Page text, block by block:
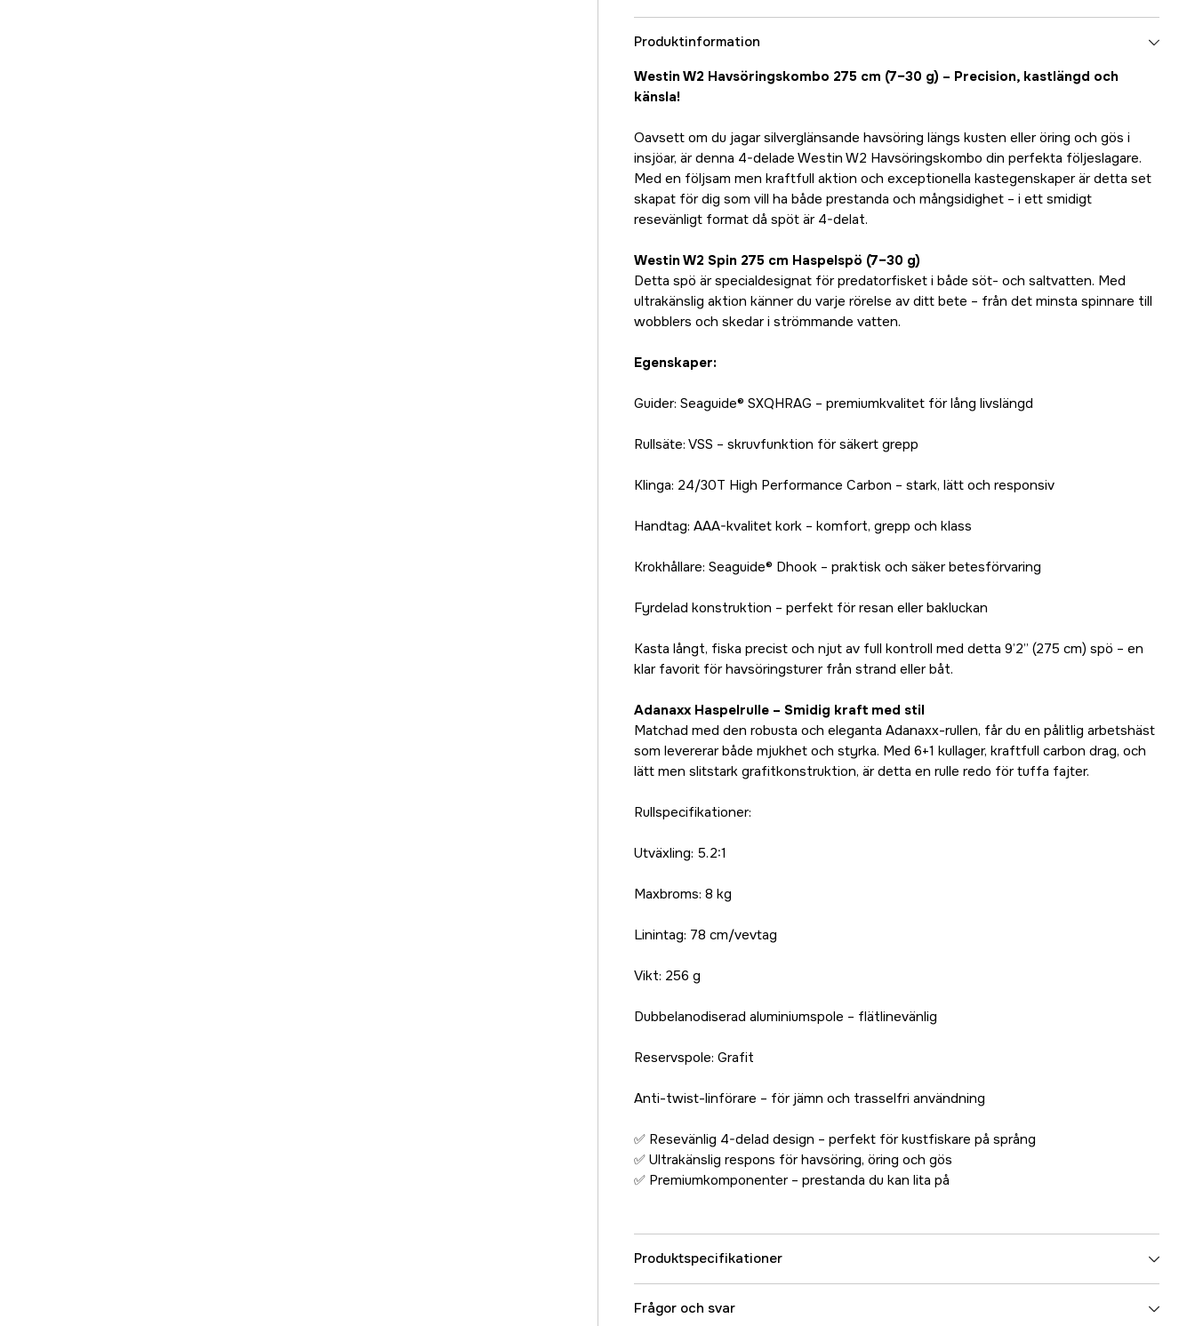
0,28 mm
0,35 mm
Produktinformation
Westin W2 Havsöringskombo 275 cm (7–30 g) – Precision, kastlängd och
känsla!
Oavsett om du jagar silverglänsande havsöring längs kusten eller öring och gös i
insjöar, är denna 4-delade Westin W2 Havsöringskombo din perfekta följeslagare.
Med en följsam men kraftfull aktion och exceptionella kastegenskaper är detta set
skapat för dig som vill ha både prestanda och mångsidighet – i ett smidigt
resevänligt format då spöt är 4-delat.
Westin W2 Spin 275 cm Haspelspö (7–30 g)
Detta spö är specialdesignat för predatorfisket i både söt- och saltvatten. Med
ultrakänslig aktion känner du varje rörelse av ditt bete – från det minsta spinnare till
wobblers och skedar i strömmande vatten.
Egenskaper:
Guider: Seaguide® SXQHRAG – premiumkvalitet för lång livslängd
Rullsäte: VSS – skruvfunktion för säkert grepp
Klinga: 24/30T High Performance Carbon – stark, lätt och responsiv
Handtag: AAA-kvalitet kork – komfort, grepp och klass
Krokhållare: Seaguide® Dhook – praktisk och säker betesförvaring
Fyrdelad konstruktion – perfekt för resan eller bakluckan
Kasta långt, fiska precist och njut av full kontroll med detta 9’2” (275 cm) spö – en
klar favorit för havsöringsturer från strand eller båt.
Adanaxx Haspelrulle – Smidig kraft med stil
Matchad med den robusta och eleganta Adanaxx-rullen, får du en pålitlig arbetshäst
som levererar både mjukhet och styrka. Med 6+1 kullager, kraftfull carbon drag, och
lätt men slitstark grafitkonstruktion, är detta en rulle redo för tuffa fajter.
Rullspecifikationer:
Utväxling: 5.2:1
Maxbroms: 8 kg
Linintag: 78 cm/vevtag
Vikt: 256 g
Dubbelanodiserad aluminiumspole – flätlinevänlig
Reservspole: Grafit
Anti-twist-linförare – för jämn och trasselfri användning
✅ Resevänlig 4-delad design – perfekt för kustfiskare på språng
✅ Ultrakänslig respons för havsöring, öring och gös
✅ Premiumkomponenter – prestanda du kan lita på
Produktspecifikationer
Referensnummer
Frågor och svar